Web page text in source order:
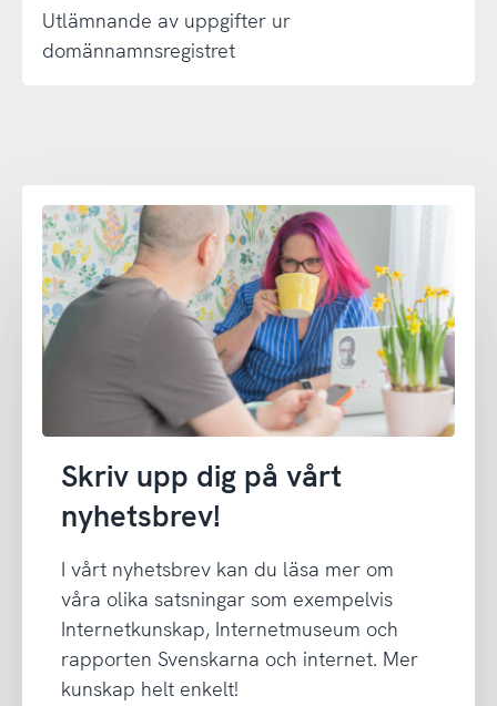
Utlämnande av uppgifter ur
domännamnsregistret
Skriv upp dig på vårt
nyhetsbrev!
I vårt nyhetsbrev kan du läsa mer om
våra olika satsningar som exempelvis
Internetkunskap, Internetmuseum och
rapporten Svenskarna och internet. Mer
kunskap helt enkelt!